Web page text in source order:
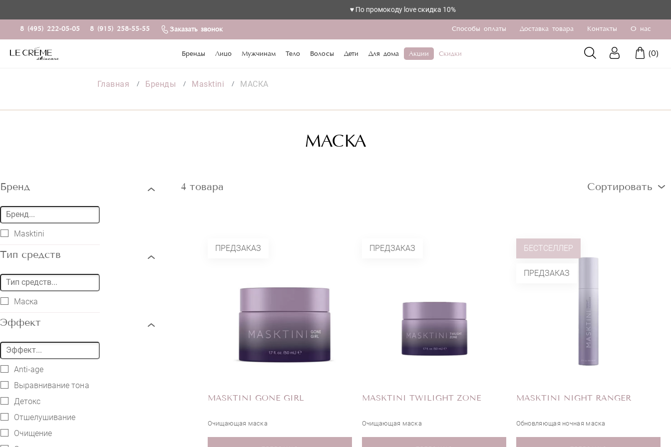
♥️ По промокоду love скидка 10%
8 (495) 222-05-05 8 (915) 258-55-55 Заказать звонок Способы оплаты Доставка товара Контакты О нас
Бренды Лицо Мужчинам Тело Волосы Дети Для дома Акции Скидки (0)
Главная Бренды Masktini МАСКА
МАСКА
Бренд
Masktini
Тип средств
Маска
Эффект
Anti-age
Выравнивание тона
Детокс
Отшелушивание
Очищение
4 товара Сортировать
ПРЕДЗАКАЗ
MASKTINI GONE GIRL
Очищающая маска
ПРЕДЗАКАЗ
MASKTINI TWILIGHT ZONE
Очищающая маска
БЕСТСЕЛЛЕР
ПРЕДЗАКАЗ
MASKTINI NIGHT RANGER
Обновляющая ночная маска